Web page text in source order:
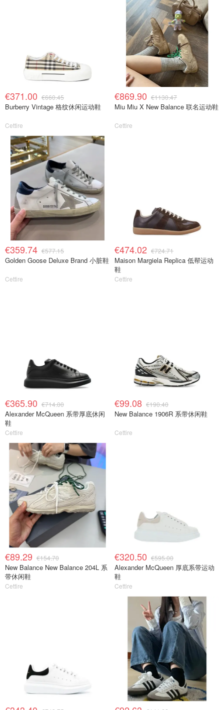
€371.00 €660.45
Burberry Vintage 格纹休闲运动鞋
Cettire
€869.90 €1130.47
Miu Miu X New Balance 联名运动鞋
Cettire
€359.74 €577.15
Golden Goose Deluxe Brand 小脏鞋
Cettire
€474.02 €724.71
Maison Margiela Replica 低帮运动
鞋
Cettire
€365.90 €714.00
Alexander McQueen 系带厚底休闲
鞋
Cettire
€99.08 €190.40
New Balance 1906R 系带休闲鞋
Cettire
€89.29 €154.70
New Balance New Balance 204L 系
带休闲鞋
Cettire
€320.50 €595.00
Alexander McQueen 厚底系带运动
鞋
Cettire